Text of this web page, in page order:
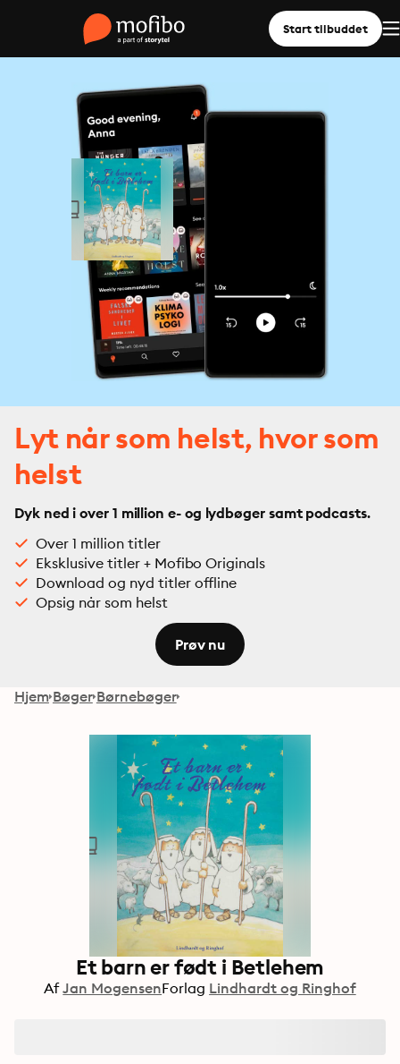
Start tilbuddet
Lyt når som helst, hvor som
helst
Dyk ned i over 1 million e- og lydbøger samt podcasts.
Over 1 million titler
Eksklusive titler + Mofibo Originals
Download og nyd titler offline
Opsig når som helst
Prøv nu
Hjem Bøger Børnebøger
Et barn er født i Betlehem
Af Jan MogensenForlag Lindhardt og Ringhof